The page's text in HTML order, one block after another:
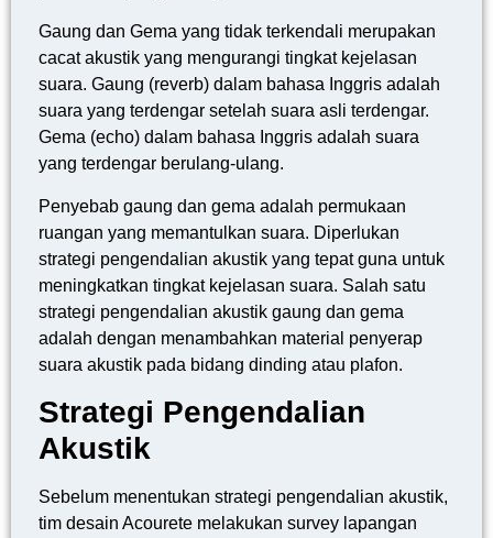
Gaung dan Gema yang tidak terkendali merupakan
cacat akustik yang mengurangi tingkat kejelasan
suara. Gaung (reverb) dalam bahasa Inggris adalah
suara yang terdengar setelah suara asli terdengar.
Gema (echo) dalam bahasa Inggris adalah suara
yang terdengar berulang-ulang.
Penyebab gaung dan gema adalah permukaan
ruangan yang memantulkan suara. Diperlukan
strategi pengendalian akustik yang tepat guna untuk
meningkatkan tingkat kejelasan suara. Salah satu
strategi pengendalian akustik gaung dan gema
adalah dengan menambahkan material penyerap
suara akustik pada bidang dinding atau plafon.
Strategi Pengendalian
Akustik
Sebelum menentukan strategi pengendalian akustik,
tim desain Acourete melakukan survey lapangan